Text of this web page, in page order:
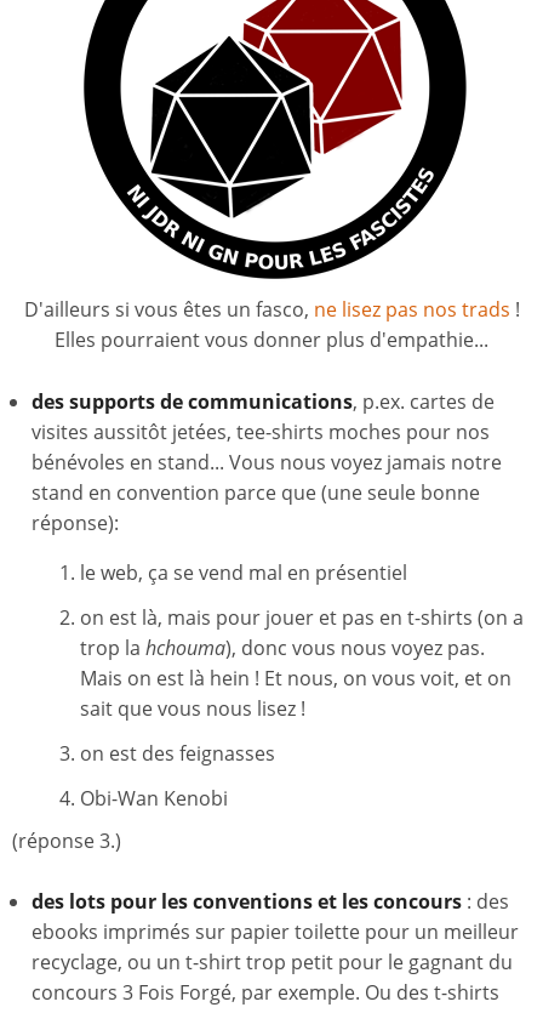
D'ailleurs si vous êtes un fasco, ne lisez pas nos trads !
Elles pourraient vous donner plus d'empathie...
des supports de communications, p.ex. cartes de
visites aussitôt jetées, tee-shirts moches pour nos
bénévoles en stand... Vous nous voyez jamais notre
stand en convention parce que (une seule bonne
réponse):
le web, ça se vend mal en présentiel
on est là, mais pour jouer et pas en t-shirts (on a
trop la hchouma), donc vous nous voyez pas.
Mais on est là hein ! Et nous, on vous voit, et on
sait que vous nous lisez !
on est des feignasses
Obi-Wan Kenobi
(réponse 3.)
des lots pour les conventions et les concours : des
ebooks imprimés sur papier toilette pour un meilleur
recyclage, ou un t-shirt trop petit pour le gagnant du
concours 3 Fois Forgé, par exemple. Ou des t-shirts